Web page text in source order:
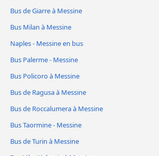
Bus de Giarre à Messine
Bus Milan à Messine
Naples - Messine en bus
Bus Palerme - Messine
Bus Policoro à Messine
Bus de Ragusa à Messine
Bus de Roccalumera à Messine
Bus Taormine - Messine
Bus de Turin à Messine